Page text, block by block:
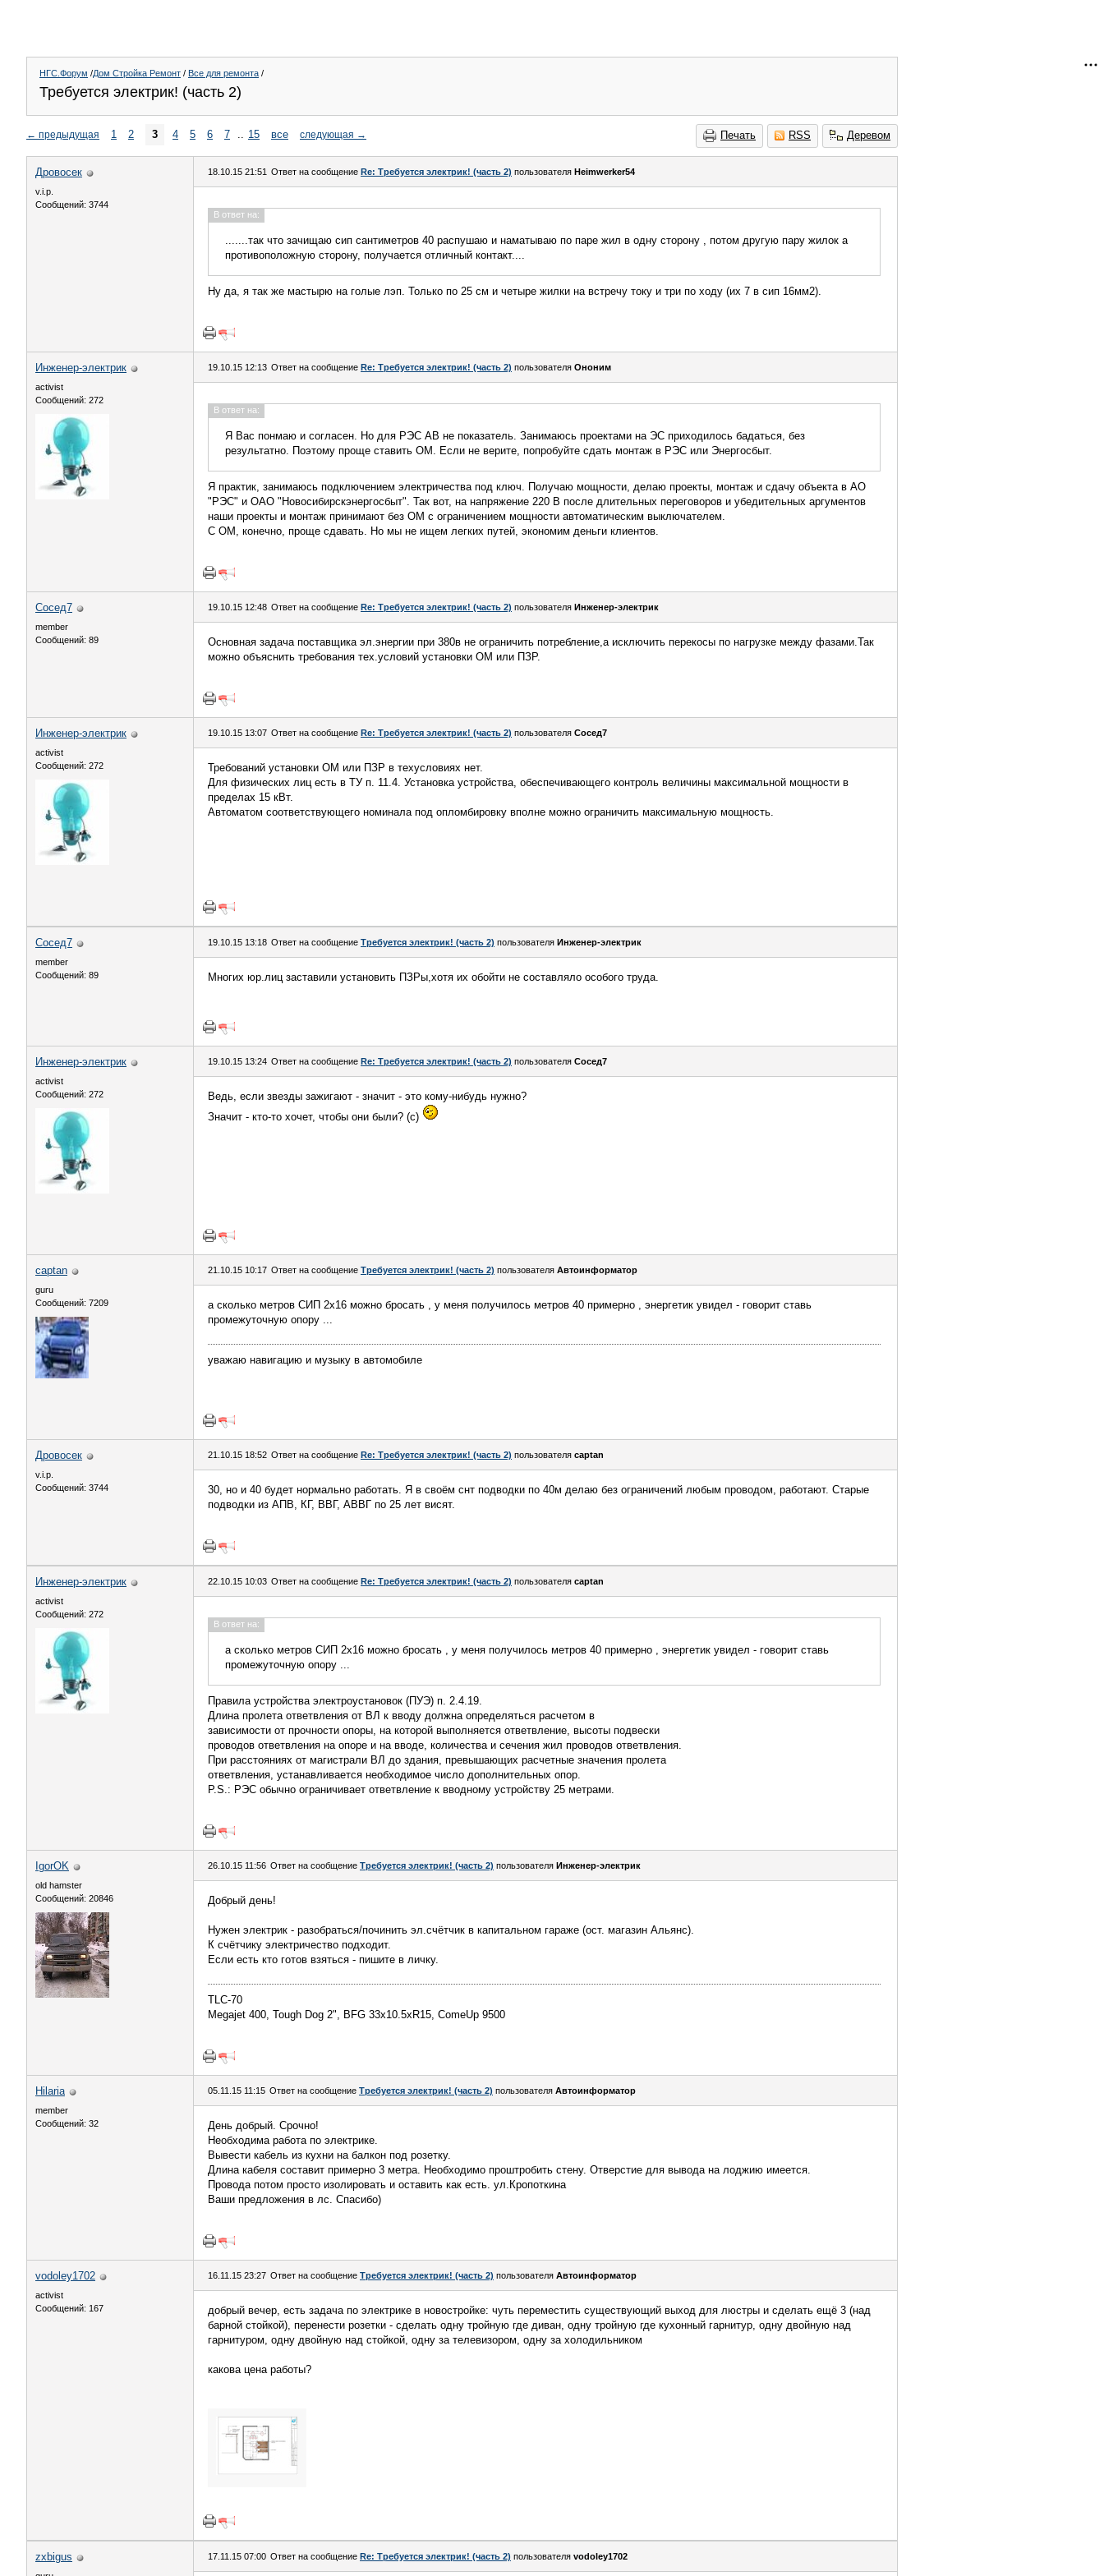
НГС.Форум /Дом Стройка Ремонт / Все для ремонта /
Требуется электрик! (часть 2)
Печать RSS Деревом
← предыдущая 1 2 3 4 5 6 7 .. 15 все следующая →
Дровосек
v.i.p.
Сообщений: 3744
18.10.15 21:51 Ответ на сообщение Re: Требуется электрик! (часть 2) пользователя Heimwerker54
В ответ на:
.......так что зачищаю сип сантиметров 40 распушаю и наматываю по паре жил в одну сторону , потом другую пару жилок а
противоположную сторону, получается отличный контакт....
Ну да, я так же мастырю на голые лэп. Только по 25 см и четыре жилки на встречу току и три по ходу (их 7 в сип 16мм2).
Инженер-электрик
activist
Сообщений: 272
19.10.15 12:13 Ответ на сообщение Re: Требуется электрик! (часть 2) пользователя Ононим
В ответ на:
Я Вас понмаю и согласен. Но для РЭС АВ не показатель. Занимаюсь проектами на ЭС приходилось бадаться, без
результатно. Поэтому проще ставить ОМ. Если не верите, попробуйте сдать монтаж в РЭС или Энергосбыт.
Я практик, занимаюсь подключением электричества под ключ. Получаю мощности, делаю проекты, монтаж и сдачу объекта в АО
"РЭС" и ОАО "Новосибирскэнергосбыт". Так вот, на напряжение 220 В после длительных переговоров и убедительных аргументов
наши проекты и монтаж принимают без ОМ с ограничением мощности автоматическим выключателем.
С ОМ, конечно, проще сдавать. Но мы не ищем легких путей, экономим деньги клиентов.
Сосед7
member
Сообщений: 89
19.10.15 12:48 Ответ на сообщение Re: Требуется электрик! (часть 2) пользователя Инженер-электрик
Основная задача поставщика эл.энергии при 380в не ограничить потребление,а исключить перекосы по нагрузке между фазами.Так
можно объяснить требования тех.условий установки ОМ или ПЗР.
Инженер-электрик
activist
Сообщений: 272
19.10.15 13:07 Ответ на сообщение Re: Требуется электрик! (часть 2) пользователя Сосед7
Требований установки ОМ или ПЗР в техусловиях нет.
Для физических лиц есть в ТУ п. 11.4. Установка устройства, обеспечивающего контроль величины максимальной мощности в
пределах 15 кВт.
Автоматом соответствующего номинала под опломбировку вполне можно ограничить максимальную мощность.
Сосед7
member
Сообщений: 89
19.10.15 13:18 Ответ на сообщение Требуется электрик! (часть 2) пользователя Инженер-электрик
Многих юр.лиц заставили установить ПЗРы,хотя их обойти не составляло особого труда.
Инженер-электрик
activist
Сообщений: 272
19.10.15 13:24 Ответ на сообщение Re: Требуется электрик! (часть 2) пользователя Сосед7
Ведь, если звезды зажигают - значит - это кому-нибудь нужно?
Значит - кто-то хочет, чтобы они были? (с)
captan
guru
Сообщений: 7209
21.10.15 10:17 Ответ на сообщение Требуется электрик! (часть 2) пользователя Автоинформатор
а сколько метров СИП 2х16 можно бросать , у меня получилось метров 40 примерно , энергетик увидел - говорит ставь
промежуточную опору ...
уважаю навигацию и музыку в автомобиле
Дровосек
v.i.p.
Сообщений: 3744
21.10.15 18:52 Ответ на сообщение Re: Требуется электрик! (часть 2) пользователя captan
30, но и 40 будет нормально работать. Я в своём снт подводки по 40м делаю без ограничений любым проводом, работают. Старые
подводки из АПВ, КГ, ВВГ, АВВГ по 25 лет висят.
Инженер-электрик
activist
Сообщений: 272
22.10.15 10:03 Ответ на сообщение Re: Требуется электрик! (часть 2) пользователя captan
В ответ на:
а сколько метров СИП 2х16 можно бросать , у меня получилось метров 40 примерно , энергетик увидел - говорит ставь
промежуточную опору ...
Правила устройства электроустановок (ПУЭ) п. 2.4.19.
Длина пролета ответвления от ВЛ к вводу должна определяться расчетом в
зависимости от прочности опоры, на которой выполняется ответвление, высоты подвески
проводов ответвления на опоре и на вводе, количества и сечения жил проводов ответвления.
При расстояниях от магистрали ВЛ до здания, превышающих расчетные значения пролета
ответвления, устанавливается необходимое число дополнительных опор.
P.S.: РЭС обычно ограничивает ответвление к вводному устройству 25 метрами.
IgorOK
old hamster
Сообщений: 20846
26.10.15 11:56 Ответ на сообщение Требуется электрик! (часть 2) пользователя Инженер-электрик
Добрый день!
Нужен электрик - разобраться/починить эл.счётчик в капитальном гараже (ост. магазин Альянс).
К счётчику электричество подходит.
Если есть кто готов взяться - пишите в личку.
TLC-70
Megajet 400, Tough Dog 2", BFG 33x10.5xR15, ComeUp 9500
Hilaria
member
Сообщений: 32
05.11.15 11:15 Ответ на сообщение Требуется электрик! (часть 2) пользователя Автоинформатор
День добрый. Срочно!
Необходима работа по электрике.
Вывести кабель из кухни на балкон под розетку.
Длина кабеля составит примерно 3 метра. Необходимо проштробить стену. Отверстие для вывода на лоджию имеется.
Провода потом просто изолировать и оставить как есть. ул.Кропоткина
Ваши предложения в лс. Спасибо)
vodoley1702
activist
Сообщений: 167
16.11.15 23:27 Ответ на сообщение Требуется электрик! (часть 2) пользователя Автоинформатор
добрый вечер, есть задача по электрике в новостройке: чуть переместить существующий выход для люстры и сделать ещё 3 (над
барной стойкой), перенести розетки - сделать одну тройную где диван, одну тройную где кухонный гарнитур, одну двойную над
гарнитуром, одну двойную над стойкой, одну за телевизором, одну за холодильником
какова цена работы?
zxbigus 17.11.15 07:00 Ответ на сообщение Re: Требуется электрик! (часть 2) пользователя vodoley1702